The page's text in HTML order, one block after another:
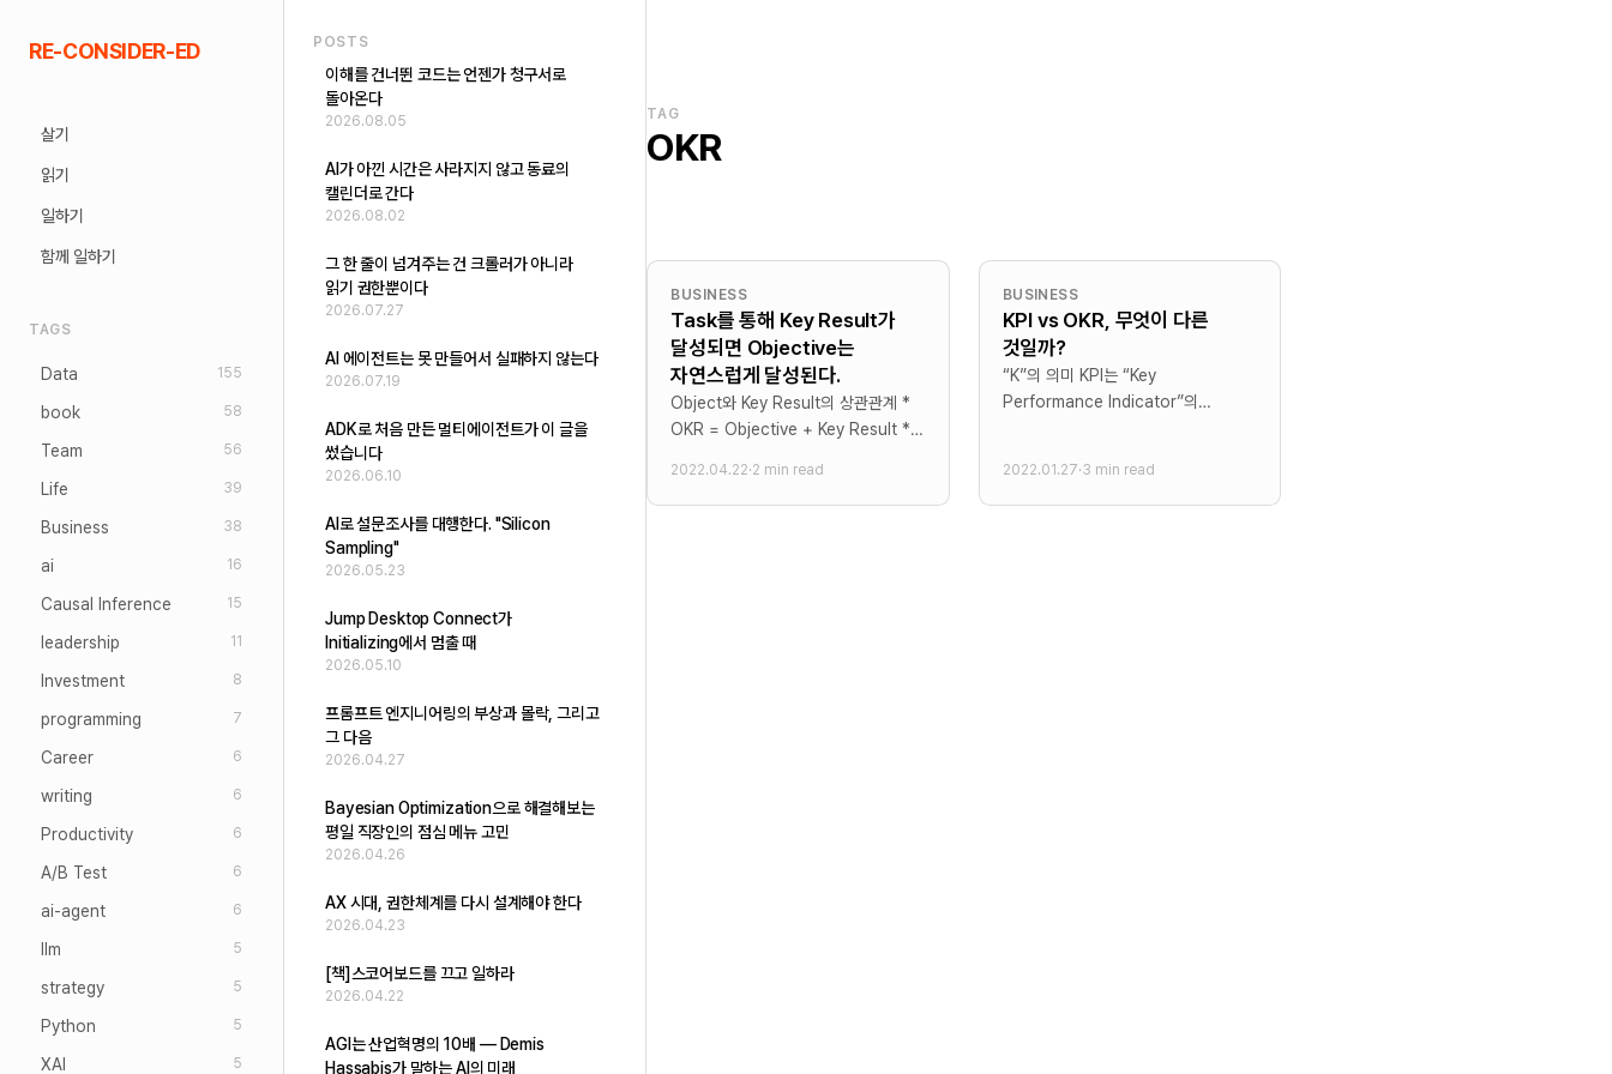
to
RE-CONSIDER-ED
살기
읽기
일하기
함께 일하기
TAGS
Data 155
book 58
Team 56
Life 39
Business 38
ai 16
Causal Inference 15
leadership 11
Investment 8
programming 7
Career 6
writing 6
Productivity 6
A/B Test 6
ai-agent 6
llm 5
strategy 5
Python 5
XAI 5
POSTS
이해를 건너뛴 코드는 언젠가 청구서로
돌아온다
2026.08.05
AI가 아낀 시간은 사라지지 않고 동료의
캘린더로 간다
2026.08.02
그 한 줄이 넘겨주는 건 크롤러가 아니라
읽기 권한뿐이다
2026.07.27
AI 에이전트는 못 만들어서 실패하지 않는다
2026.07.19
ADK로 처음 만든 멀티에이전트가 이 글을
썼습니다
2026.06.10
AI로 설문조사를 대행한다. "Silicon
Sampling"
2026.05.23
Jump Desktop Connect가
Initializing에서 멈출 때
2026.05.10
프롬프트 엔지니어링의 부상과 몰락, 그리고
그 다음
2026.04.27
Bayesian Optimization으로 해결해보는
평일 직장인의 점심 메뉴 고민
2026.04.26
AX 시대, 권한체계를 다시 설계해야 한다
2026.04.23
[책]스코어보드를 끄고 일하라
2026.04.22
AGI는 산업혁명의 10배 — Demis
Hassabis가 말하는 AI의 미래
TAG
OKR
BUSINESS
Task를 통해 Key Result가
달성되면 Objective는
자연스럽게 달성된다.
Object와 Key Result의 상관관계 *
OKR = Objective + Key Result *
통해서 Key Result를 달성했을때,
2022.04.22·2 min read
BUSINESS
KPI vs OKR, 무엇이 다른
것일까?
“K”의 의미 KPI는 “Key
Performance Indicator”의
“Key”라는 단어를 포함하고 있습니다.
KPI는 정말
2022.01.27·3 min read